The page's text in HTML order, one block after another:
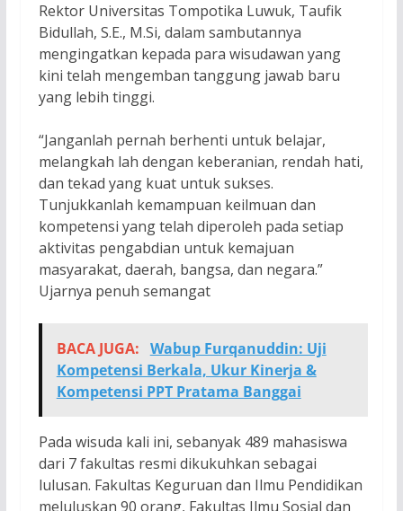
Rektor Universitas Tompotika Luwuk, Taufik
Bidullah, S.E., M.Si, dalam sambutannya
mengingatkan kepada para wisudawan yang
kini telah mengemban tanggung jawab baru
yang lebih tinggi.
“Janganlah pernah berhenti untuk belajar,
melangkah lah dengan keberanian, rendah hati,
dan tekad yang kuat untuk sukses.
Tunjukkanlah kemampuan keilmuan dan
kompetensi yang telah diperoleh pada setiap
aktivitas pengabdian untuk kemajuan
masyarakat, daerah, bangsa, dan negara.”
Ujarnya penuh semangat
BACA JUGA: Wabup Furqanuddin: Uji
Kompetensi Berkala, Ukur Kinerja &
Kompetensi PPT Pratama Banggai
Pada wisuda kali ini, sebanyak 489 mahasiswa
dari 7 fakultas resmi dikukuhkan sebagai
lulusan. Fakultas Keguruan dan Ilmu Pendidikan
meluluskan 90 orang, Fakultas Ilmu Sosial dan